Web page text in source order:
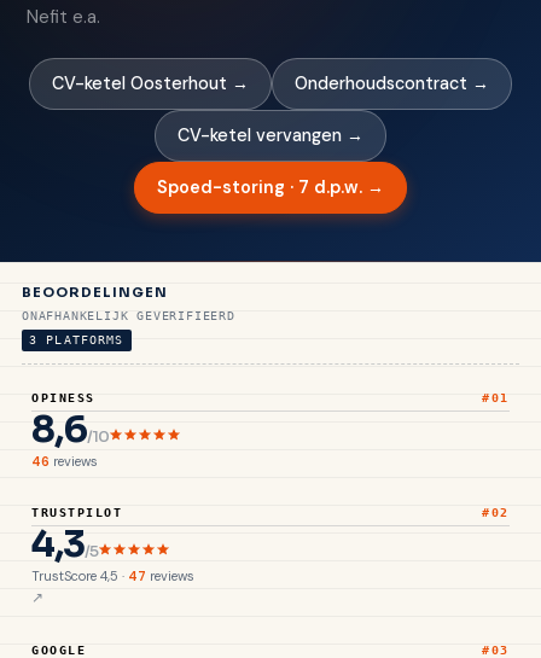
Nefit e.a.
CV-ketel Oosterhout → Onderhoudscontract →
CV-ketel vervangen →
Spoed-storing · 7 d.p.w. →
BEOORDELINGEN
ONAFHANKELIJK GEVERIFIEERD
3 PLATFORMS
OPINESS #01
8,6/10
46 reviews
TRUSTPILOT #02
4,3/5
TrustScore 4,5 · 47 reviews
GOOGLE #03